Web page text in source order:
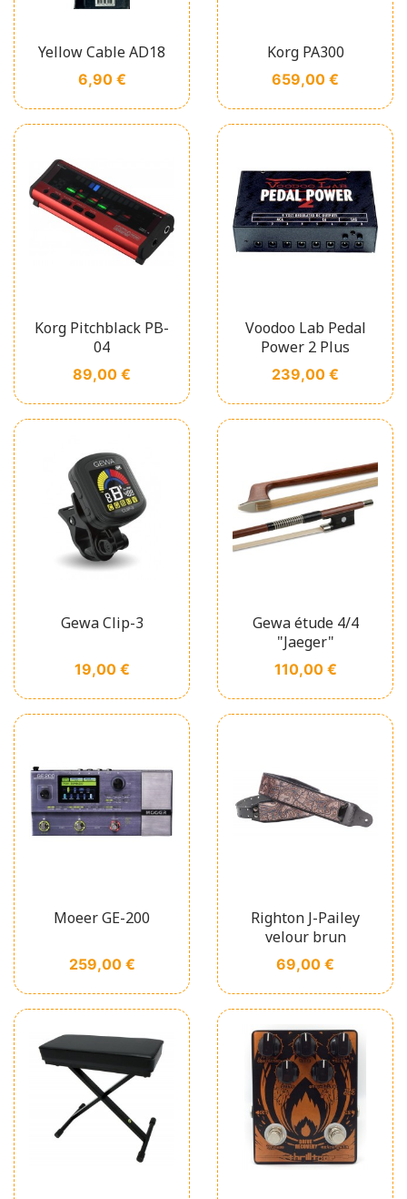
Yellow Cable AD18
Prix
6,90 €
Korg PA300
Prix
659,00 €
Korg Pitchblack PB-
04
Prix
89,00 €
Voodoo Lab Pedal
Power 2 Plus
Prix
239,00 €
Gewa Clip-3
Prix
19,00 €
Gewa étude 4/4
"Jaeger"
Prix
110,00 €
Moeer GE-200
Prix
259,00 €
Righton J-Pailey
velour brun
Prix
69,00 €